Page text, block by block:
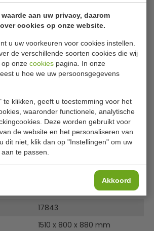
aan uw privacy, daarom
cookies op onze website.
u uw voorkeuren voor cookies instellen.
de verschillende soorten cookies die wij
onze cookies pagina. In onze
u hoe we uw persoonsgegevens
te klikken, geeft u toestemming voor het
waaronder functionele, analytische
Deze worden gebruikt voor
de website en het personaliseren van
dit niet, klik dan op "Instellingen" om uw
te passen.
Akkoord
een strak, nieuw design. Gemaakt van
staal, biedt deze koelwerkbank niet
maar ook een stijlvolle uitstraling in
keuken.
kast en geventileerde koeling zorgt dit
optimale en gelijkmatige koeling van
Het automatische ontdooisysteem
terwijl de zelfsluitende deuren
houden.
en de instelbare poten bieden
waardoor deze
is voor elke bakkerij of horecakeuken.
Lees meer
17843
1510 x 800 x 880 mm